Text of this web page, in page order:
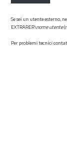
Se sei un utente esterno,
EXTRARER\nome utente
Per problemi tecnici